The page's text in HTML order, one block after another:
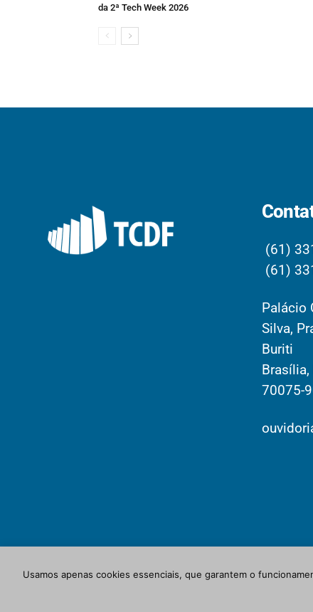
da 2ª Tech Week 2026
(61)
(61)
Palácio
Silva,
Buriti
Brasília,
70075-
Usamos apenas cookies essenciais, que garantem o